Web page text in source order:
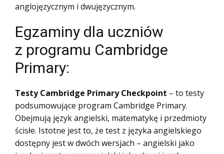
anglojęzycznym i dwujęzycznym.
Egzaminy dla uczniów
z programu Cambridge
Primary:
Testy Cambridge Primary Checkpoint – to testy
podsumowujące program Cambridge Primary.
Obejmują język angielski, matematykę i przedmioty
ścisłe. Istotne jest to, że test z języka angielskiego
dostępny jest w dwóch wersjach – angielski jako